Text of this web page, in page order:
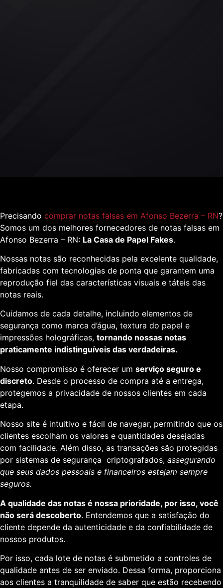
Precisando comprar notas falsas em Afonso Bezerra – RN?
Somos um dos melhores fornecedores de notas falsas em
Afonso Bezerra – RN: La Casa de Papel Fakes.
Nossas notas são reconhecidas pela excelente qualidade,
fabricadas com tecnologias de ponta que garantem uma
reprodução fiel das características visuais e táteis das
notas reais.
Cuidamos de cada detalhe, incluindo elementos de
segurança como marca d’água, textura do papel e
impressões holográficas, tornando nossas notas
praticamente indistinguíveis das verdadeiras.
Nosso compromisso é oferecer um serviço seguro e
discreto. Desde o processo de compra até a entrega,
protegemos a privacidade de nossos clientes em cada
etapa.
Nosso site é intuitivo e fácil de navegar, permitindo que os
clientes escolham os valores e quantidades desejadas
com facilidade. Além disso, as transações são protegidas
por sistemas de segurança criptografados, assegurando
que seus dados pessoais e financeiros estejam sempre
seguros.
A qualidade das notas é nossa prioridade, por isso, você
não será descoberto. Entendemos que a satisfação do
cliente depende da autenticidade e da confiabilidade de
nossos produtos.
Por isso, cada lote de notas é submetido a controles de
qualidade antes de ser enviado. Dessa forma, proporciona
aos clientes a tranquilidade de saber que estão recebendo